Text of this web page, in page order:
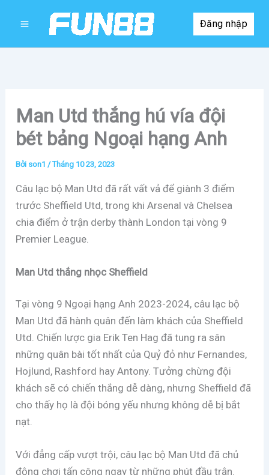
Đăng nhập
Man Utd thắng hú vía đội
bét bảng Ngoại hạng Anh
Bởi son1 /Tháng 10 23, 2023
Câu lạc bộ Man Utd đã rất vất vả để giành 3 điểm
trước Sheffield Utd, trong khi Arsenal và Chelsea
chia điểm ở trận derby thành London tại vòng 9
Premier League.
Man Utd thắng nhọc Sheffield
Tại vòng 9 Ngoại hạng Anh 2023-2024, câu lạc bộ
Man Utd đã hành quân đến làm khách của Sheffield
Utd. Chiến lược gia Erik Ten Hag đã tung ra sân
những quân bài tốt nhất của Quỷ đỏ như Fernandes,
Hojlund, Rashford hay Antony. Tưởng chừng đội
khách sẽ có chiến thắng dễ dàng, nhưng Sheffield đã
cho thấy họ là đội bóng yếu nhưng không dễ bị bắt
nạt.
Với đẳng cấp vượt trội, câu lạc bộ Man Utd đã chủ
động chơi tấn công ngay từ những phút đầu trận.